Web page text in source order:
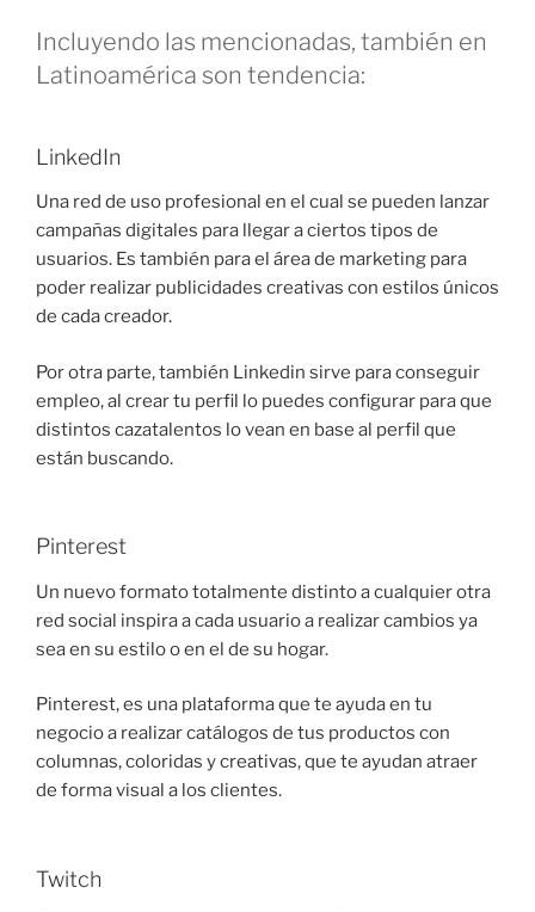
Incluyendo las mencionadas, también en
Latinoamérica son tendencia:
LinkedIn
Una red de uso profesional en el cual se pueden lanzar
campañas digitales para llegar a ciertos tipos de
usuarios. Es también para el área de marketing para
poder realizar publicidades creativas con estilos únicos
de cada creador.
Por otra parte, también Linkedin sirve para conseguir
empleo, al crear tu perfil lo puedes configurar para que
distintos cazatalentos lo vean en base al perfil que
están buscando.
Pinterest
Un nuevo formato totalmente distinto a cualquier otra
red social inspira a cada usuario a realizar cambios ya
sea en su estilo o en el de su hogar.
Pinterest, es una plataforma que te ayuda en tu
negocio a realizar catálogos de tus productos con
columnas, coloridas y creativas, que te ayudan atraer
de forma visual a los clientes.
Twitch